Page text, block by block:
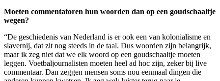
Moeten commentatoren hun woorden dan op een goudschaaltje
wegen?
“De geschiedenis van Nederland is er ook een van kolonialisme en
slavernij, dat zit nog steeds in de taal. Dus woorden zijn belangrijk,
maar ik zeg niet dat we elk woord op een goudschaaltje moeten
leggen. Voetbaljournalisten moeten heel ad hoc zijn, zeker bij live
commentaar. Dan zeggen mensen soms nou eenmaal dingen die